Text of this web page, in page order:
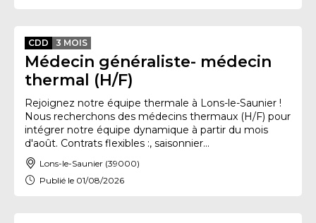
CDD 3 MOIS
Médecin généraliste- médecin
thermal (H/F)
Rejoignez notre équipe thermale à Lons-le-Saunier !
Nous recherchons des médecins thermaux (H/F) pour
intégrer notre équipe dynamique à partir du mois
d'août. Contrats flexibles :, saisonnier...
Lons-le-Saunier (39000)
Publié le 01/08/2026